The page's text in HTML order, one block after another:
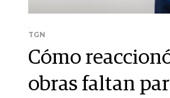
.
TGN
Cómo
obras faltan